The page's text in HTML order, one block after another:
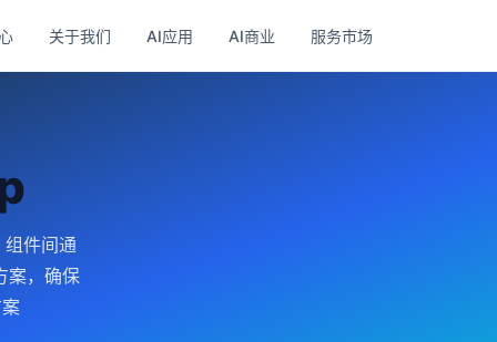
关于我们 AI应用 AI商业 服务市场
件间通
案，确保